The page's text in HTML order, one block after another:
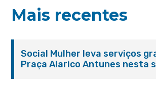
Mais recentes
Social Mulher leva serviços
Praça Alarico Antunes nesta